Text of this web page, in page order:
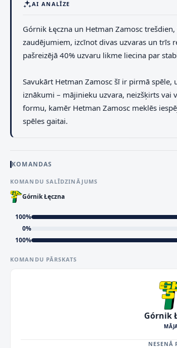
AI ANALĪZE
Górnik Łęczna un Hetman Zamosc
zaudējumiem, izcīnot divas uzvaras un trīs
pašreizējā 40% uzvaru likme liecina par
Savukārt Hetman Zamosc šī ir pirmā
iznākumi – mājinieku uzvara, neizšķirts vai
formu, kamēr Hetman Zamosc meklēs
spēles gaitai.
KOMANDAS
KOMANDU SALĪDZINĀJUMS
Górnik Łęczna
100%
0%
100%
KOMANDU PĀRSKATS
Górnik
NESENĀ